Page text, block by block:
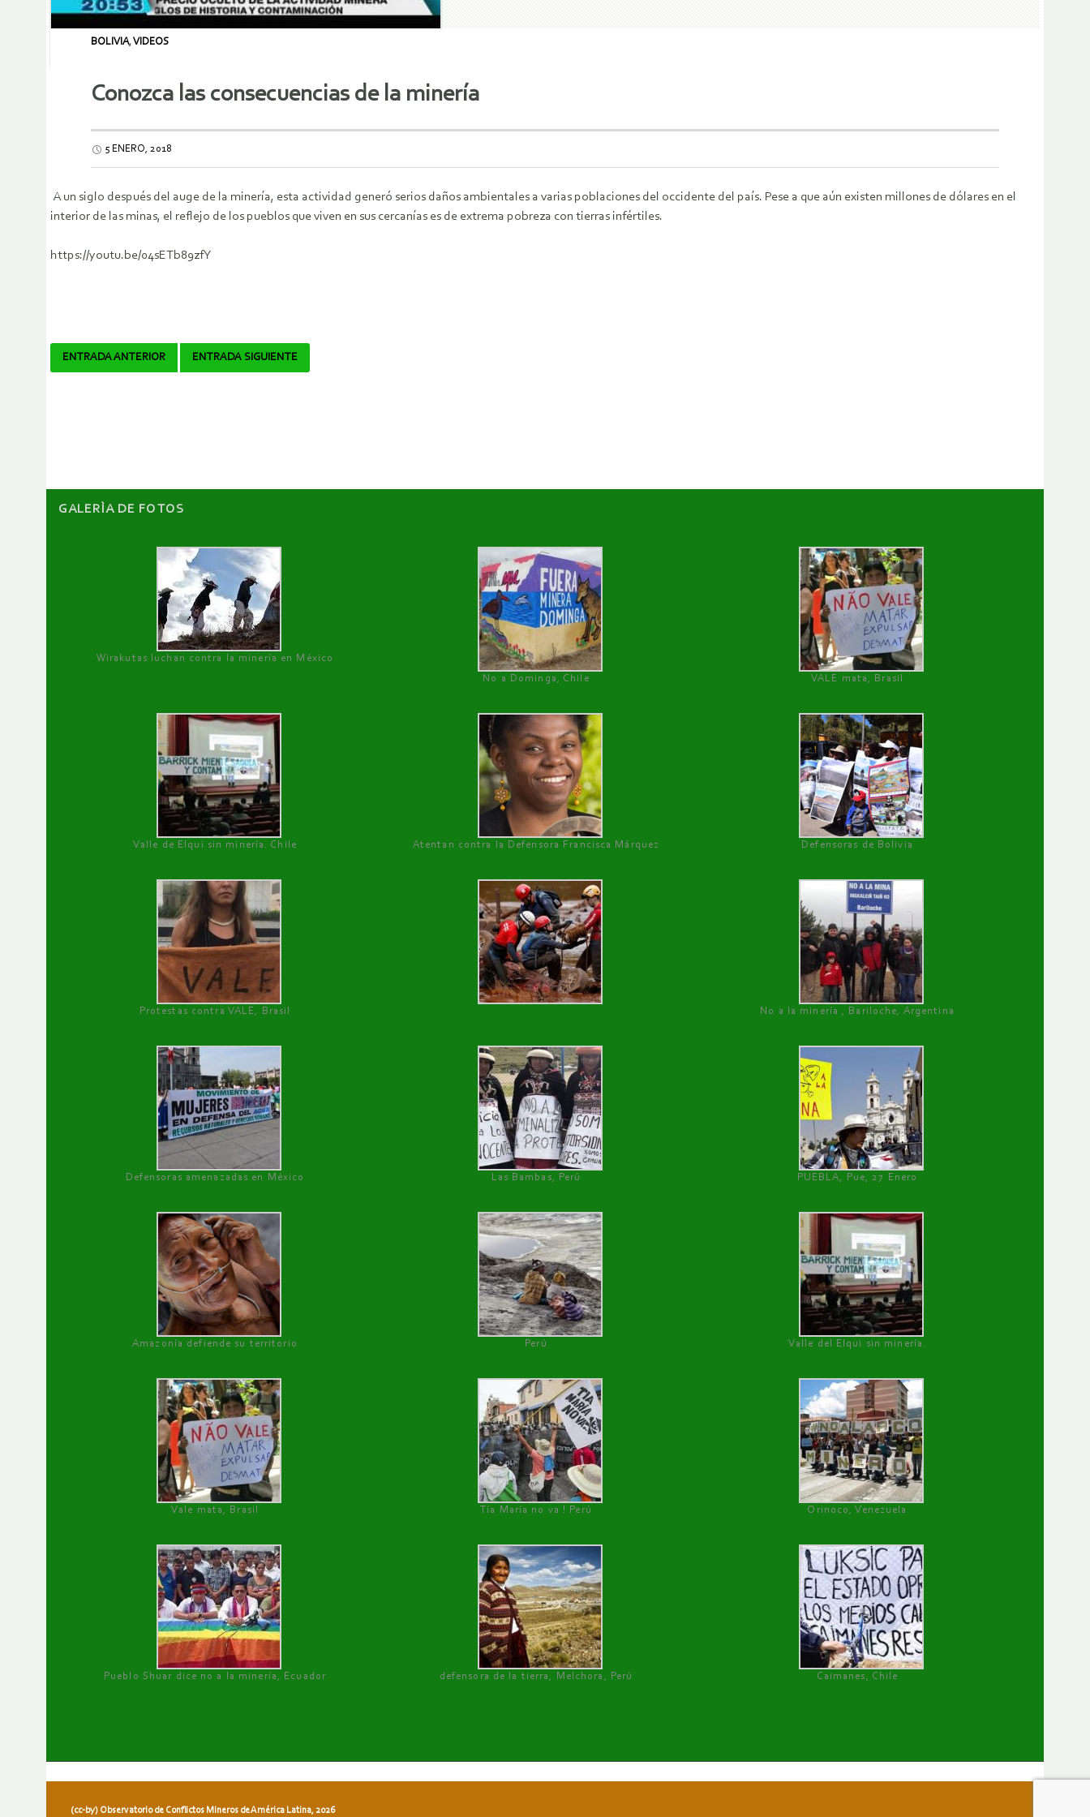
BOLIVIA,VIDEOS
Conozca las consecuencias de la minería
5 ENERO, 2018
A un siglo después del auge de la minería, esta actividad generó serios daños ambientales a varias poblaciones del occidente del país. Pese a que aún existen millones de dólares en el
interior de las minas, el reflejo de los pueblos que viven en sus cercanías es de extrema pobreza con tierras infértiles.
https://youtu.be/04sETb89zfY
Navegador
ENTRADA ANTERIOR ENTRADA SIGUIENTE
GALERÌA DE FOTOS
Wirakutas luchan contra la minería en México
No a Dominga, Chile
VALE mata, Brasil
Valle de Elqui sin minería. Chile Atentan contra la Defensora Francisca Márquez Defensoras de Bolivia
Protestas contra VALE, Brasil No a la minería , Bariloche, Argentina
Defensoras amenazadas en México Las Bambas, Perú PUEBLA, Pue, 27 Enero
Amazonía defiende su territorio Perú Valle del Elqui sin minería.
Vale mata, Brasil Tía María no va ! Perú Orinoco, Venezuela
Pueblo Shuar dice no a la minería, Ecuador defensora de la tierra, Melchora, Perú Caimanes, Chile
(cc-by) Observatorio de Conflictos Mineros de América Latina, 2026